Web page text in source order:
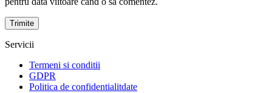
Servicii
Termeni si conditii
GDPR
Politica de confidentialitdate